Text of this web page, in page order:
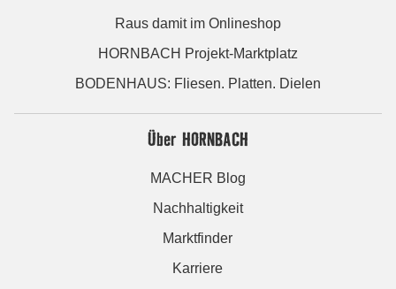
Raus damit im Onlineshop
HORNBACH Projekt-Marktplatz
BODENHAUS: Fliesen. Platten. Dielen
Über HORNBACH
MACHER Blog
Nachhaltigkeit
Marktfinder
Karriere